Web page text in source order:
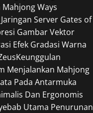
Ways
Server Gates of
Gambar Vektor
Efek Gradasi Warna
Keunggulan
Menjalankan Mahjong
Pada Antarmuka
Dan Ergonomis
Utama Penurunan